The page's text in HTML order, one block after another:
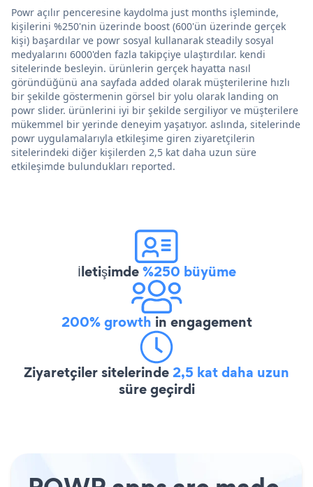
Powr açılır penceresine kaydolma just months işleminde,
kişilerini %250'nin üzerinde boost (600'ün üzerinde gerçek
kişi) başardılar ve powr sosyal kullanarak steadily sosyal
medyalarını 6000'den fazla takipçiye ulaştırdılar. kendi
sitelerinde besleyin. ürünlerin gerçek hayatta nasıl
göründüğünü ana sayfada added olarak müşterilerine hızlı
bir şekilde göstermenin görsel bir yolu olarak landing on
powr slider. ürünlerini iyi bir şekilde sergiliyor ve müşterilere
mükemmel bir yerinde deneyim yaşatıyor. aslında, sitelerinde
powr uygulamalarıyla etkileşime giren ziyaretçilerin
sitelerindeki diğer kişilerden 2,5 kat daha uzun süre
etkileşimde bulundukları reported.
İletişimde%250 büyüme
200% growth in engagement
Ziyaretçiler sitelerinde2,5 kat daha uzun
süre geçirdi